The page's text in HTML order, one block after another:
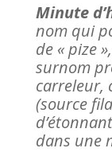
Minute
nom qui
de « pize
surnom
carreleur,
(source
dans une